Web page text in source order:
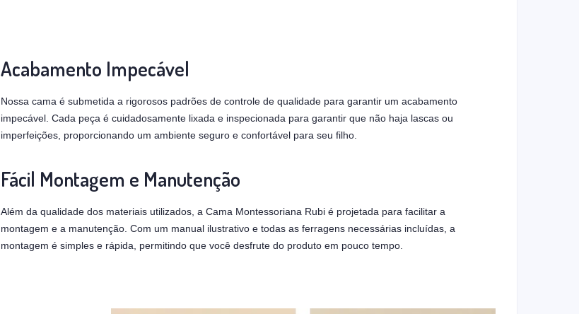
Acabamento Impecável
Nossa cama é submetida a rigorosos padrões de controle de qualidade para garantir um acabamento
impecável. Cada peça é cuidadosamente lixada e inspecionada para garantir que não haja lascas ou
imperfeições, proporcionando um ambiente seguro e confortável para seu filho.
Fácil Montagem e Manutenção
Além da qualidade dos materiais utilizados, a Cama Montessoriana Rubi é projetada para facilitar a
montagem e a manutenção. Com um manual ilustrativo e todas as ferragens necessárias incluídas, a
montagem é simples e rápida, permitindo que você desfrute do produto em pouco tempo.